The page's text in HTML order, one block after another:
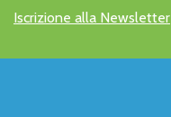
Iscrizione alla Newsletter